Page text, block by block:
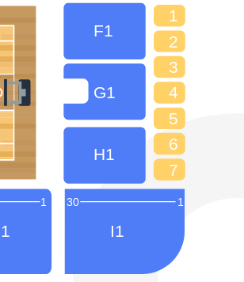
7
6
5
4
3
2
1
1 30
I1
1
H1
G1
F1